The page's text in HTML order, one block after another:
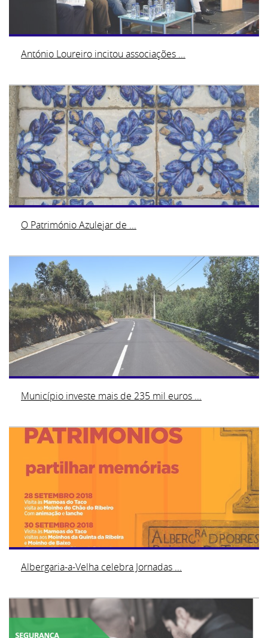
António Loureiro incitou associações ...
O Património Azulejar de ...
Município investe mais de 235 mil euros ...
Albergaria-a-Velha celebra Jornadas ...